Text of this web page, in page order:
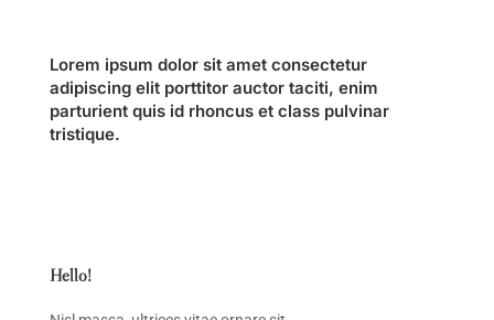
Lorem ipsum dolor sit amet consectetur
adipiscing elit porttitor auctor taciti, enim
parturient quis id rhoncus et class pulvinar
tristique.
Hello!